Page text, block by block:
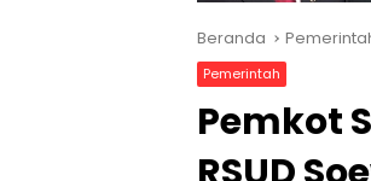
Beranda
Pemerintah
Pemkot